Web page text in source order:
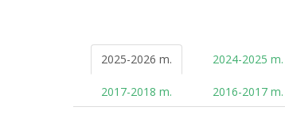
2025-2026 m. 2024-2025 m.
2017-2018 m. 2016-2017 m.